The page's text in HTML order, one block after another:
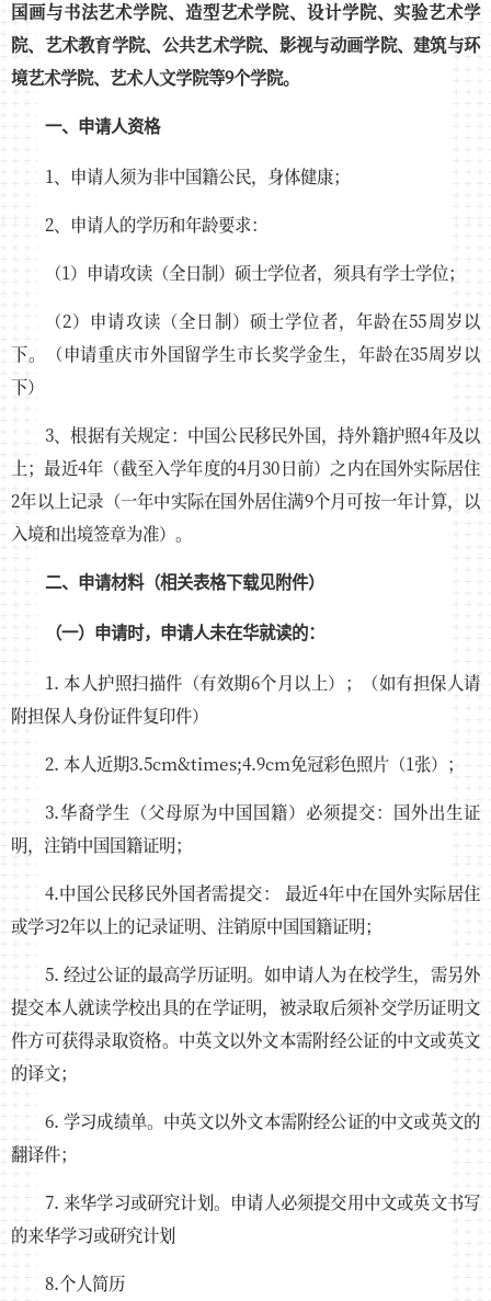
国画与书法艺术学院、造型艺术学院、设计学院、实验艺术学
院、艺术教育学院、公共艺术学院、影视与动画学院、建筑与环
境艺术学院、艺术人文学院等9个学院。
一、申请人资格
1、申请人须为非中国籍公民，身体健康；
2、申请人的学历和年龄要求：
（1）申请攻读（全日制）硕士学位者，须具有学士学位；
（2）申请攻读（全日制）硕士学位者，年龄在55周岁以
下。（申请重庆市外国留学生市长奖学金生，年龄在35周岁以
下）
3、根据有关规定：中国公民移民外国，持外籍护照4年及以
上；最近4年（截至入学年度的4月30日前）之内在国外实际居住
2年以上记录（一年中实际在国外居住满9个月可按一年计算，以
入境和出境签章为准）。
二、申请材料（相关表格下载见附件）
（一）申请时，申请人未在华就读的：
1. 本人护照扫描件（有效期6个月以上）；（如有担保人请
附担保人身份证件复印件）
2. 本人近期3.5cm&times;4.9cm免冠彩色照片（1张）；
3.华裔学生（父母原为中国国籍）必须提交：国外出生证
明，注销中国国籍证明；
4.中国公民移民外国者需提交： 最近4年中在国外实际居住
或学习2年以上的记录证明、注销原中国国籍证明；
5. 经过公证的最高学历证明。如申请人为在校学生，需另外
提交本人就读学校出具的在学证明，被录取后须补交学历证明文
件方可获得录取资格。中英文以外文本需附经公证的中文或英文
的译文；
6. 学习成绩单。中英文以外文本需附经公证的中文或英文的
翻译件；
7. 来华学习或研究计划。申请人必须提交用中文或英文书写
的来华学习或研究计划
8.个人简历